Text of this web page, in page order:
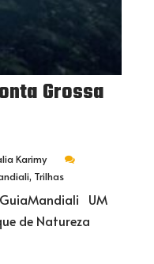
Grossa
Karimy
, Trilhas
UM
de Natureza